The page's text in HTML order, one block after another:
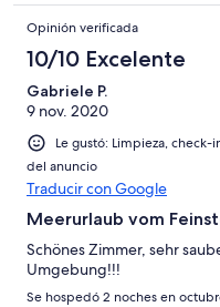
Opinión verificada
10/10 Excelente
Gabriele P.
9 nov. 2020
Le gustó: Limpieza,
del anuncio
Traducir con Google
Meerurlaub vom
Schönes Zimmer, sehr
Umgebung!!!
Se hospedó 2 noches en